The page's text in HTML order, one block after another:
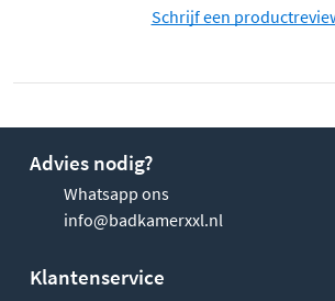
Schrijf een
Advies nodig?
Whatsapp ons
info@badkamerxxl.nl
Klantenservice